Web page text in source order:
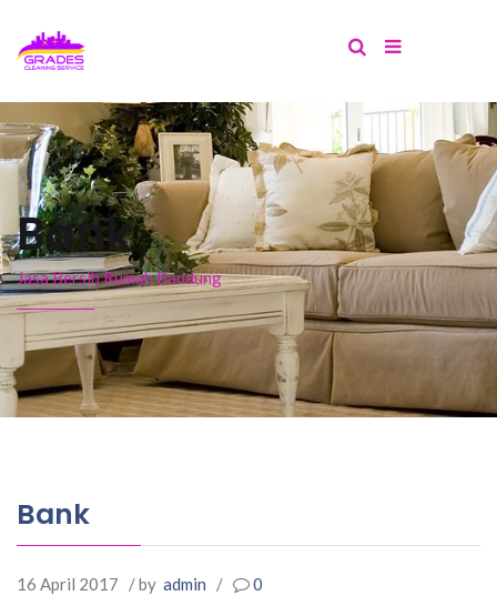
Bank
Jasa Bersih Rumah Bandung
Bank
16 April 2017 / by admin / 0